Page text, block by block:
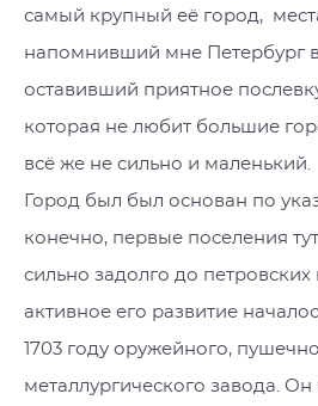
самый крупный её город,
напомнивший мне Петербург
оставивший приятное
которая не любит большие
всё же не сильно и маленький.
Город был был основан по
конечно, первые поселения
сильно задолго до
активное его развитие
1703 году оружейного,
металлургического завода. Он